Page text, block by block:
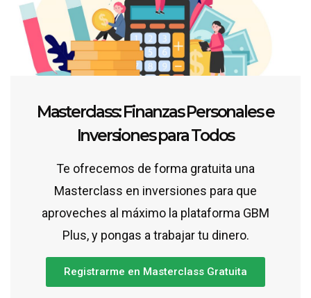
Masterclass: Finanzas Personales e
Inversiones para Todos
Te ofrecemos de forma gratuita una
Masterclass en inversiones para que
aproveches al máximo la plataforma GBM
Plus, y pongas a trabajar tu dinero.
Registrarme en Masterclass Gratuita